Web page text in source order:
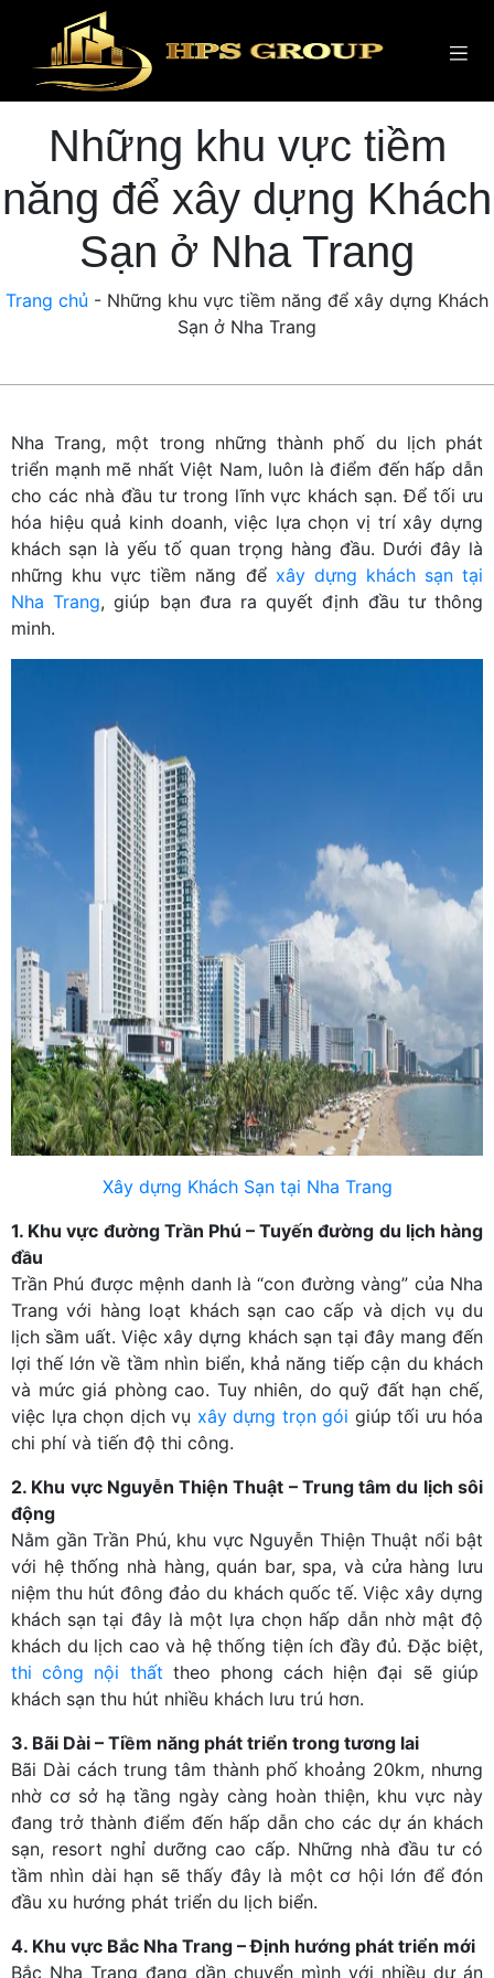
Những khu vực tiềm
năng để xây dựng Khách
Sạn ở Nha Trang
Trang chủ - Những khu vực tiềm năng để xây dựng Khách
Sạn ở Nha Trang
Nha Trang, một trong những thành phố du lịch phát
triển mạnh mẽ nhất Việt Nam, luôn là điểm đến hấp dẫn
cho các nhà đầu tư trong lĩnh vực khách sạn. Để tối ưu
hóa hiệu quả kinh doanh, việc lựa chọn vị trí xây dựng
khách sạn là yếu tố quan trọng hàng đầu. Dưới đây là
những khu vực tiềm năng để xây dựng khách sạn tại
Nha Trang, giúp bạn đưa ra quyết định đầu tư thông
minh.
Xây dựng Khách Sạn tại Nha Trang
1. Khu vực đường Trần Phú – Tuyến đường du lịch hàng
đầu
Trần Phú được mệnh danh là “con đường vàng” của Nha
Trang với hàng loạt khách sạn cao cấp và dịch vụ du
lịch sầm uất. Việc xây dựng khách sạn tại đây mang đến
lợi thế lớn về tầm nhìn biển, khả năng tiếp cận du khách
và mức giá phòng cao. Tuy nhiên, do quỹ đất hạn chế,
việc lựa chọn dịch vụ xây dựng trọn gói giúp tối ưu hóa
chi phí và tiến độ thi công.
2. Khu vực Nguyễn Thiện Thuật – Trung tâm du lịch sôi
động
Nằm gần Trần Phú, khu vực Nguyễn Thiện Thuật nổi bật
với hệ thống nhà hàng, quán bar, spa, và cửa hàng lưu
niệm thu hút đông đảo du khách quốc tế. Việc xây dựng
khách sạn tại đây là một lựa chọn hấp dẫn nhờ mật độ
khách du lịch cao và hệ thống tiện ích đầy đủ. Đặc biệt,
thi công nội thất theo phong cách hiện đại sẽ giúp
khách sạn thu hút nhiều khách lưu trú hơn.
3. Bãi Dài – Tiềm năng phát triển trong tương lai
Bãi Dài cách trung tâm thành phố khoảng 20km, nhưng
nhờ cơ sở hạ tầng ngày càng hoàn thiện, khu vực này
đang trở thành điểm đến hấp dẫn cho các dự án khách
sạn, resort nghỉ dưỡng cao cấp. Những nhà đầu tư có
tầm nhìn dài hạn sẽ thấy đây là một cơ hội lớn để đón
đầu xu hướng phát triển du lịch biển.
4. Khu vực Bắc Nha Trang – Định hướng phát triển mới
Bắc Nha Trang đang dần chuyển mình với nhiều dự án